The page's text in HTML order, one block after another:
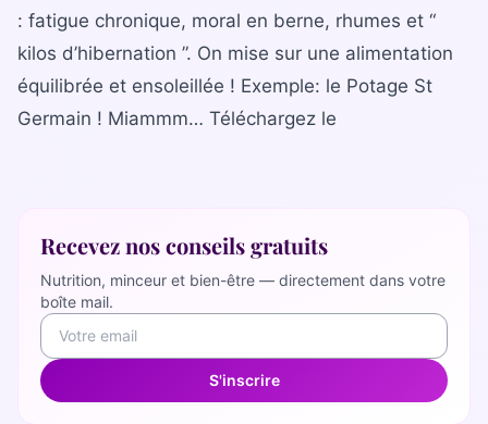
BLOGSANO
Magazine
Minimag
Reconversion professionnelle
Nos centres
: fatigue chronique, moral en berne, rhumes et “
kilos d’hibernation ”. On mise sur une alimentation
équilibrée et ensoleillée ! Exemple: le Potage St
Germain ! Miammm… Téléchargez le
Recevez nos conseils gratuits
Nutrition, minceur et bien-être — directement dans votre
boîte mail.
S'inscrire